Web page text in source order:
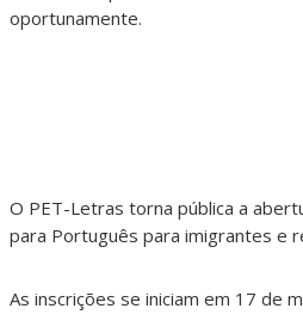
oportunamente.
O PET-Letras torna pública a
para Português para imigrantes e
As inscrições se iniciam em 17 de